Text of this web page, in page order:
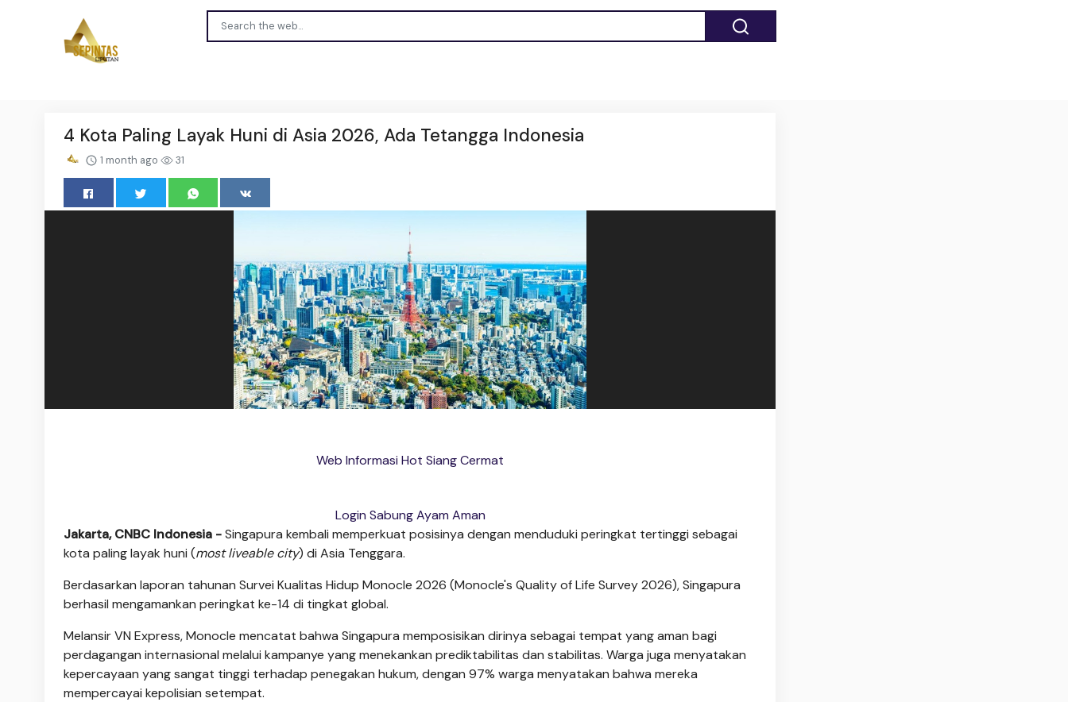
4 Kota Paling Layak Huni di Asia 2026, Ada Tetangga Indonesia
1 month ago 31
Web Informasi Hot Siang Cermat
Login Sabung Ayam Aman
Jakarta, CNBC Indonesia -Singapura kembali memperkuat posisinya dengan menduduki peringkat tertinggi sebagai
kota paling layak huni (most liveable city) di Asia Tenggara.
Berdasarkan laporan tahunan Survei Kualitas Hidup Monocle 2026 (Monocle's Quality of Life Survey 2026), Singapura
berhasil mengamankan peringkat ke-14 di tingkat global.
Melansir VN Express, Monocle mencatat bahwa Singapura memposisikan dirinya sebagai tempat yang aman bagi
perdagangan internasional melalui kampanye yang menekankan prediktabilitas dan stabilitas. Warga juga menyatakan
kepercayaan yang sangat tinggi terhadap penegakan hukum, dengan 97% warga menyatakan bahwa mereka
mempercayai kepolisian setempat.